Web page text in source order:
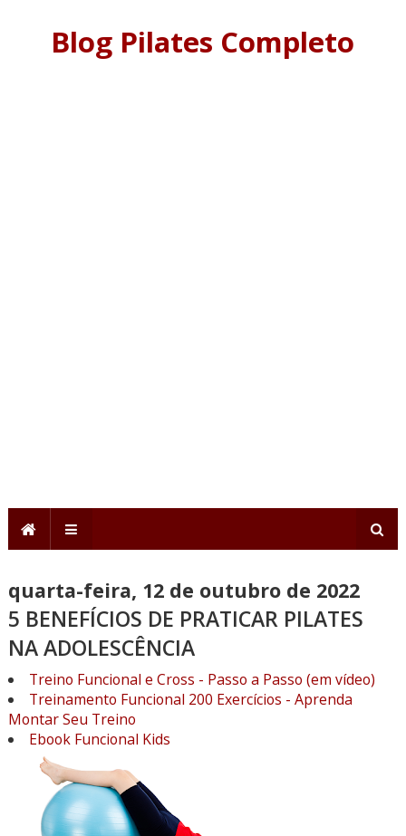
Blog Pilates Completo
quarta-feira, 12 de outubro de 2022
5 BENEFÍCIOS DE PRATICAR PILATES
NA ADOLESCÊNCIA
Treino Funcional e Cross - Passo a Passo (em vídeo)
Treinamento Funcional 200 Exercícios - Aprenda
Montar Seu Treino
Ebook Funcional Kids